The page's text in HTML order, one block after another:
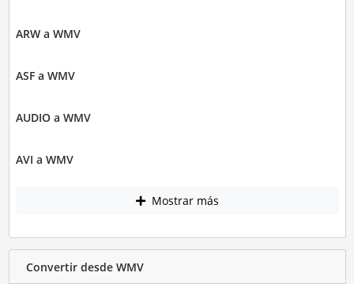
ARW a WMV
ASF a WMV
AUDIO a WMV
AVI a WMV
Mostrar más
Convertir desde WMV